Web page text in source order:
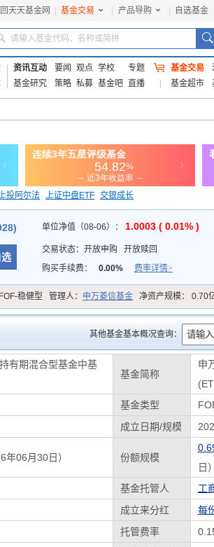
天天基金网 基金交易 产品导购 自选基金
请输入基金代码、名称或简拼
资讯互动 要闻 观点 学校
专题
基金研究
策略 私募 基金吧 直播
基金交易
基金超市
投阿尔法 上证中盘ETF 交银成长
单位净值（08-06）： 1.0003 ( 0.01% )
交易状态： 开放申购
开放赎回
购买手续费：
0.00% 费率详情>
FOF-稳健型 管理人： 申万菱信基金 净资产规模： 0.70
其他基金基本概况查询：
有期混合型基金中基
基金简称
申
基金类型
成立日期/规模
06月30日） 份额规模
日）
基金托管人
工
成立来分红
每
托管费率